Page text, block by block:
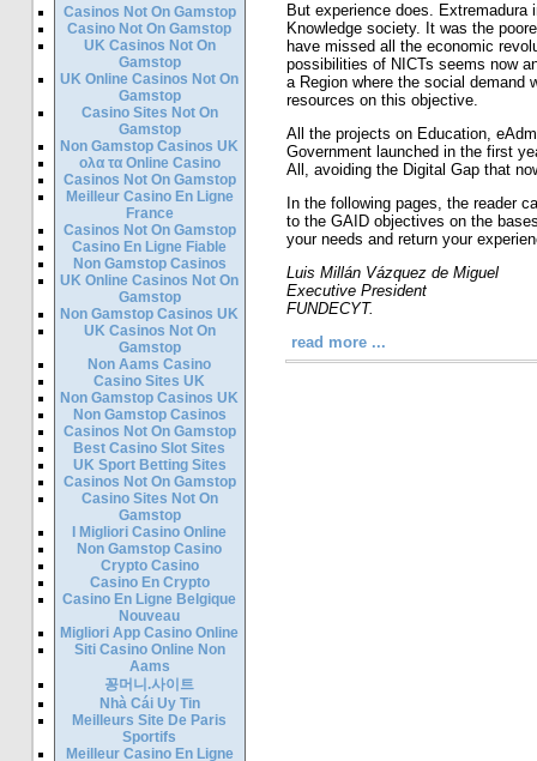
Casinos Not On Gamstop
Casino Not On Gamstop
UK Casinos Not On
Gamstop
UK Online Casinos Not On
Gamstop
Casino Sites Not On
Gamstop
Non Gamstop Casinos UK
ολα τα Online Casino
Casinos Not On Gamstop
Meilleur Casino En Ligne
France
Casinos Not On Gamstop
Casino En Ligne Fiable
Non Gamstop Casinos
UK Online Casinos Not On
Gamstop
Non Gamstop Casinos UK
UK Casinos Not On
Gamstop
Non Aams Casino
Casino Sites UK
Non Gamstop Casinos UK
Non Gamstop Casinos
Casinos Not On Gamstop
Best Casino Slot Sites
UK Sport Betting Sites
Casinos Not On Gamstop
Casino Sites Not On
Gamstop
I Migliori Casino Online
Non Gamstop Casino
Crypto Casino
Casino En Crypto
Casino En Ligne Belgique
Nouveau
Migliori App Casino Online
Siti Casino Online Non
Aams
꽁머니.사이트
Nhà Cái Uy Tin
Meilleurs Site De Paris
Sportifs
Meilleur Casino En Ligne
But experience does.
Knowledge society. It was the
have missed all the economic
possibilities of NICTs seems now
a Region where the social demand
resources on this objective.
All the projects on Education,
Government launched in the first
All, avoiding the Digital Gap that
In the following pages, the reader
to the GAID objectives on the
your needs and return your
Luis Millán Vázquez de Miguel
Executive President
FUNDECYT.
read more ...